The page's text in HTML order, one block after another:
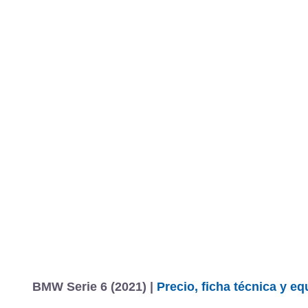
BMW Serie 6 (2021) | Precio, ficha técnica y